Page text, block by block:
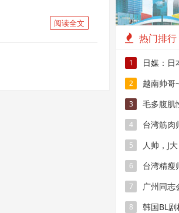
阅读全文
热门排行
1
日媒：日
施
2 越南帅哥
3 毛多腹肌
4 台湾筋肉
5 人帅，J
6 台湾精瘦
7
广州同志
航
8
韩国BL